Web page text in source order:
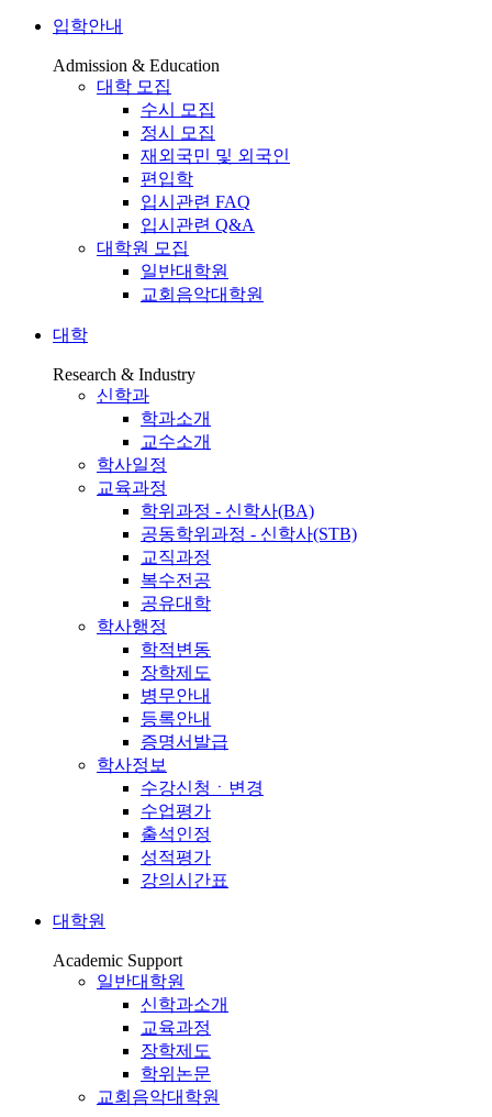
입학안내
Admission & Education
대학 모집
수시 모집
정시 모집
재외국민 및 외국인
편입학
입시관련 FAQ
입시관련 Q&A
대학원 모집
일반대학원
교회음악대학원
대학
Research & Industry
신학과
학과소개
교수소개
학사일정
교육과정
학위과정 - 신학사(BA)
공동학위과정 - 신학사(STB)
교직과정
복수전공
공유대학
학사행정
학적변동
장학제도
병무안내
등록안내
증명서발급
학사정보
수강신청ㆍ변경
수업평가
출석인정
성적평가
강의시간표
대학원
Academic Support
일반대학원
신학과소개
교육과정
장학제도
학위논문
교회음악대학원